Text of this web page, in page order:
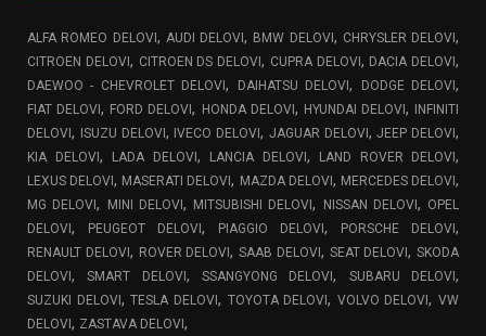
ALFA ROMEO DELOVI, AUDI DELOVI, BMW DELOVI, CHRYSLER DELOVI,
CITROEN DELOVI, CITROEN DS DELOVI, CUPRA DELOVI, DACIA DELOVI,
DAEWOO - CHEVROLET DELOVI, DAIHATSU DELOVI, DODGE DELOVI,
FIAT DELOVI, FORD DELOVI, HONDA DELOVI, HYUNDAI DELOVI, INFINITI
DELOVI, ISUZU DELOVI, IVECO DELOVI, JAGUAR DELOVI,JEEP DELOVI,
KIA DELOVI, LADA DELOVI, LANCIA DELOVI, LAND ROVER DELOVI,
LEXUS DELOVI, MASERATI DELOVI, MAZDA DELOVI, MERCEDES DELOVI,
MG DELOVI, MINI DELOVI, MITSUBISHI DELOVI, NISSAN DELOVI, OPEL
DELOVI, PEUGEOT DELOVI, PIAGGIO DELOVI, PORSCHE DELOVI,
RENAULT DELOVI, ROVER DELOVI, SAAB DELOVI, SEAT DELOVI, SKODA
DELOVI,SMART DELOVI,SSANGYONG DELOVI, SUBARU DELOVI,
SUZUKI DELOVI,TESLA DELOVI, TOYOTA DELOVI, VOLVO DELOVI, VW
DELOVI, ZASTAVA DELOVI,